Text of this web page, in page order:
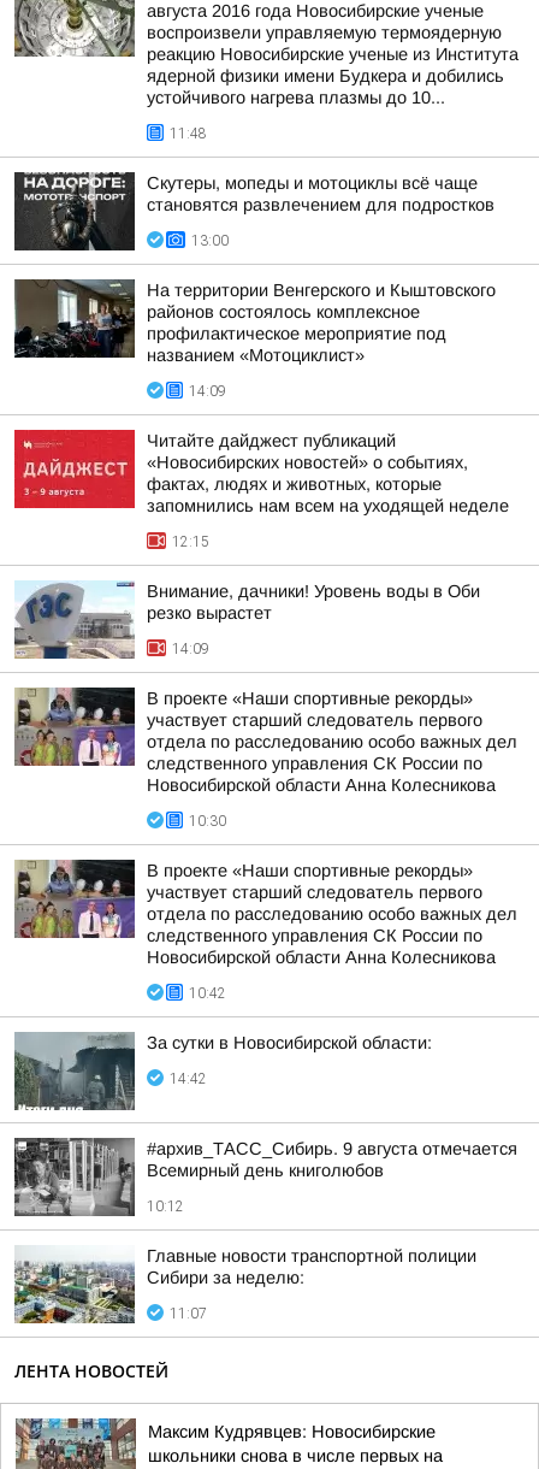
августа 2016 года Новосибирские ученые
воспроизвели управляемую термоядерную
реакцию Новосибирские ученые из Института
ядерной физики имени Будкера и добились
устойчивого нагрева плазмы до 10...
11:48
Скутеры, мопеды и мотоциклы всё чаще
становятся развлечением для подростков
13:00
На территории Венгерского и Кыштовского
районов состоялось комплексное
профилактическое мероприятие под
названием «Мотоциклист»
14:09
Читайте дайджест публикаций
«Новосибирских новостей» о событиях,
фактах, людях и животных, которые
запомнились нам всем на уходящей неделе
12:15
Внимание, дачники! Уровень воды в Оби
резко вырастет
14:09
В проекте «Наши спортивные рекорды»
участвует старший следователь первого
отдела по расследованию особо важных дел
следственного управления СК России по
Новосибирской области Анна Колесникова
10:30
В проекте «Наши спортивные рекорды»
участвует старший следователь первого
отдела по расследованию особо важных дел
следственного управления СК России по
Новосибирской области Анна Колесникова
10:42
За сутки в Новосибирской области:
14:42
#архив_ТАСС_Сибирь. 9 августа отмечается
Всемирный день книголюбов
10:12
Главные новости транспортной полиции
Сибири за неделю:
11:07
ЛЕНТА НОВОСТЕЙ
Максим Кудрявцев: Новосибирские
школьники снова в числе первых на